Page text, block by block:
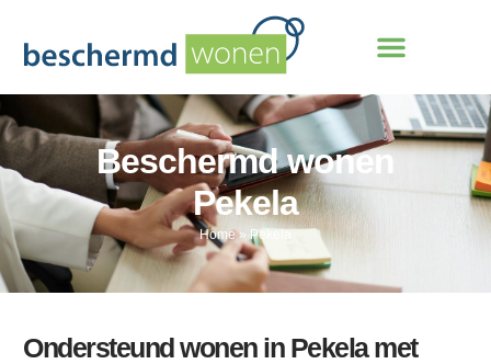
Beschermd wonen
Pekela
Home» Pekela
Ondersteund wonen in Pekela met